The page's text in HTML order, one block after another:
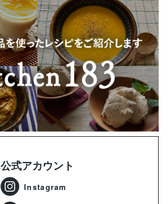
公式アカウント
Instagram